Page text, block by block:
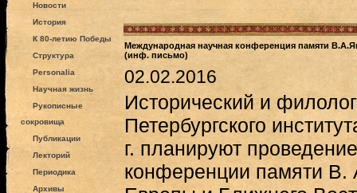
Новости
История
К 80-летию Победы
Структура
Personalia
Научная жизнь
Рукописные
сокровища
Публикации
Лекторий
Периодика
Архивы
Международная научная конференция памяти
(инф. письмо)
02.02.2016
Исторический и
Петербургского
г. планируют
конференции памяти В.